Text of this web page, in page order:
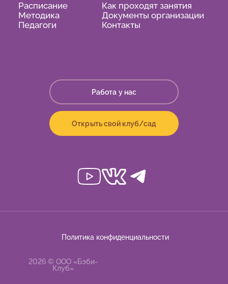
Расписание
Методика
Педагоги
Как проходят занятия
Документы организации
Контакты
Работа у нас
Открыть свой клуб/сад
2026 © ООО «Бэби-
Клуб»
Политика конфиденциальности